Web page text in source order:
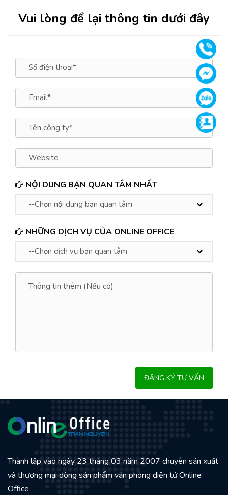
Vui lòng để lại thông tin dưới đây
NỘI DUNG BẠN QUAN TÂM NHẤT
NHỮNG DỊCH VỤ CỦA ONLINE OFFICE
Thành lập vào ngày 23 tháng 03 năm 2007 chuyên sản xuất
và thương mại dòng sản phẩm văn phòng điện tử Online
Office
Gọi